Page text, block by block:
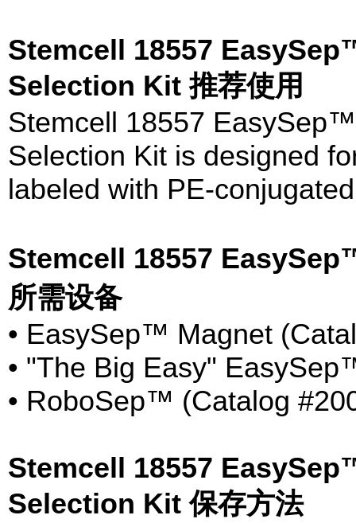
Stemcell 18557
Selection Kit 推荐使用
Stemcell 18557
Selection Kit is designed
labeled with PE-
Stemcell 18557
所需设备
• EasySep™ Magnet
• "The Big Easy"
• RoboSep™ (Catalog
Stemcell 18557
Selection Kit 保存方法